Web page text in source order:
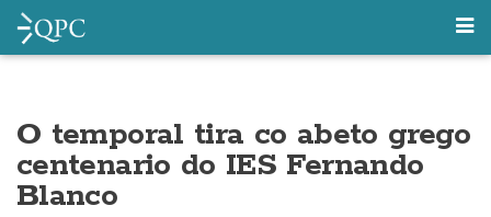
O temporal tira co abeto grego
centenario do IES Fernando
Blanco